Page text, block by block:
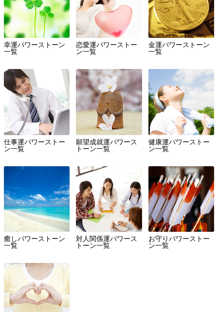
幸運パワーストーン
一覧
恋愛運パワーストー
ン一覧
金運パワーストーン
一覧
仕事運パワーストー
ン一覧
願望成就運パワース
トーン一覧
健康運パワーストー
ン一覧
癒しパワーストーン
一覧
対人関係運パワース
トーン一覧
お守りパワーストー
ン一覧